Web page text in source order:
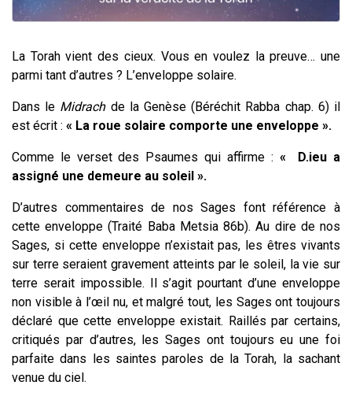
La Torah vient des cieux. Vous en voulez la preuve… une
parmi tant d’autres ? L’enveloppe solaire.
Dans le Midrachde la Genèse (Béréchit Rabba chap. 6) il
est écrit : « La roue solaire comporte une enveloppe ».
Comme le verset des Psaumes qui affirme : « D.ieu a
assigné une demeure au soleil ».
D’autres commentaires de nos Sages font référence à
cette enveloppe (Traité Baba Metsia 86b). Au dire de nos
Sages, si cette enveloppe n’existait pas, les êtres vivants
sur terre seraient gravement atteints par le soleil, la vie sur
terre serait impossible. Il s’agit pourtant d’une enveloppe
non visible à l’œil nu, et malgré tout, les Sages ont toujours
déclaré que cette enveloppe existait. Raillés par certains,
critiqués par d’autres, les Sages ont toujours eu une foi
parfaite dans les saintes paroles de la Torah, la sachant
venue du ciel.